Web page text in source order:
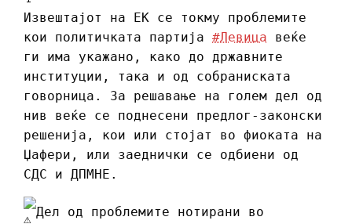
Извештајот на ЕК се токму проблемите
кои политичката партија #Левица веќе
ги има укажано, како до државните
институции, така и од собраниската
говорница. За решавање на голем дел од
нив веќе се поднесени предлог-законски
решенија, кои или стојат во фиоката на
Џафери, или заеднички се одбиени од
СДС и ДПМНЕ.
️Дел од проблемите нотирани во